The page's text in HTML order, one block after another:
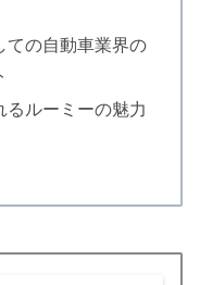
ての自動車業界の
るルーミーの魅力